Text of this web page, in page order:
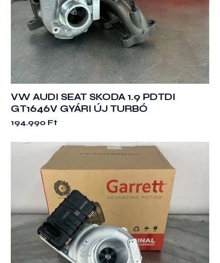
VW AUDI SEAT SKODA 1.9 PDTDI
GT1646V GYÁRI ÚJ TURBÓ
194.990 Ft